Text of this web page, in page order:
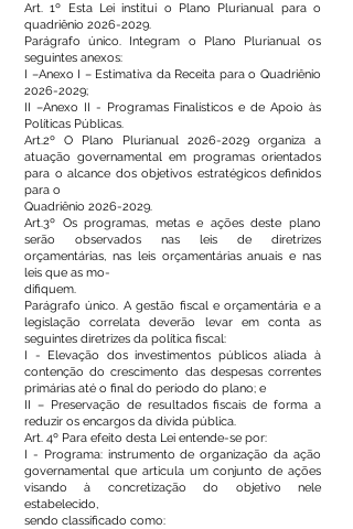
Art. 1º Esta Lei institui o Plano Plurianual para o
quadriênio 2026-2029.
Parágrafo único. Integram o Plano Plurianual os
seguintes anexos:
I –Anexo I – Estimativa da Receita para o Quadriênio
2026-2029;
II –Anexo II - Programas Finalísticos e de Apoio às
Políticas Públicas.
Art.2º O Plano Plurianual 2026-2029 organiza a
atuação governamental em programas orientados
para o alcance dos objetivos estratégicos definidos
para o
Quadriênio 2026-2029.
Art.3º Os programas, metas e ações deste plano
serão observados nas leis de diretrizes
orçamentárias, nas leis orçamentárias anuais e nas
leis que as mo-
difiquem.
Parágrafo único. A gestão fiscal e orçamentária e a
legislação correlata deverão levar em conta as
seguintes diretrizes da política fiscal:
I - Elevação dos investimentos públicos aliada à
contenção do crescimento das despesas correntes
primárias até o final do período do plano; e
II – Preservação de resultados fiscais de forma a
reduzir os encargos da dívida pública.
Art. 4º Para efeito desta Lei entende-se por:
I - Programa: instrumento de organização da ação
governamental que articula um conjunto de ações
visando à concretização do objetivo nele
estabelecido,
sendo classificado como: